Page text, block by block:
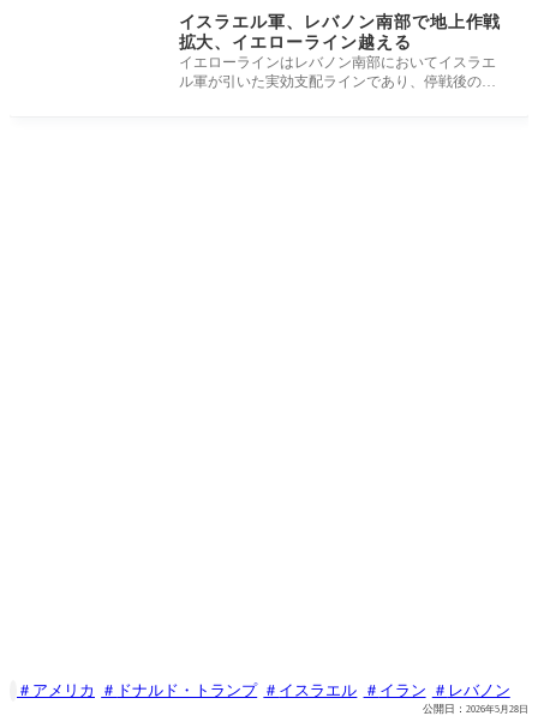
イスラエル軍、レバノン南部で地上作戦
拡大、イエローライン越える
イエローラインはレバノン南部においてイスラエ
ル軍が引いた実効支配ラインであり、停戦後の
アメリカ ドナルド・トランプ イスラエル イラン レバノン
公開日： 2026年5月28日